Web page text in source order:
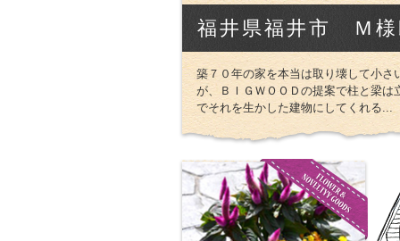
福井県福井市 Ｍ
築７０年の家を本当は取り壊して小さ
が、ＢＩＧＷＯＯＤの提案で柱と梁は
でそれを生かした建物にしてくれる...